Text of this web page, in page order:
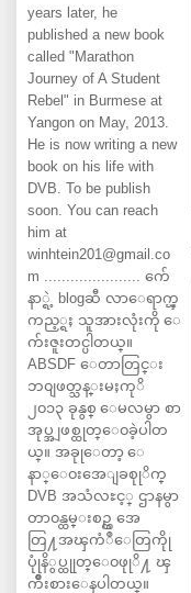
years later, he
published a new book
called "Marathon
Journey of A Student
Rebel" in Burmese at
Yangon on May, 2013.
He is now writing a new
book on his life with
DVB. To be publish
soon. You can reach
him at
winhtein201@gmail.co
m ...................... က်ေ
နာ္ရဲ့ blogဆီ လာေရာက္ၾ
ကည့္ရႈ သူအားလုံးကို ေ
က်းဇူးတင္ပါတယ္။
ABSDF ေတာတြင္း
ဘ၀ျဖတ္သန္းမႈကုိ
၂၀၁၃ ခုနွစ္ ေမလမွာ စာ
အုပ္အျဖစ္ထုတ္ေ၀ခဲ့ပါတ
ယ္။ အခုုေတာ့ ေ
နာ္ေ၀းအေျခစုုိက္
DVB အသံလႊင့္ ဌာနမွာ
တာ၀န္ထမ္းစဥ္က အေ
တြ႔အၾကံဳေတြကိုု
ပုုံနိွပ္ထုုတ္ေ၀ဖုုိ႔ ၾ
ကိဳးစားေနပါတယ္။